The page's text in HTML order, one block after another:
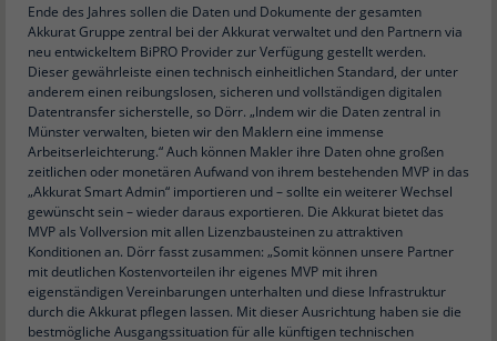
Ende des Jahres sollen die Daten und Dokumente der gesamten
Akkurat Gruppe zentral bei der Akkurat verwaltet und den Partnern via
neu entwickeltem BiPRO Provider zur Verfügung gestellt werden.
Dieser gewährleiste einen technisch einheitlichen Standard, der unter
anderem einen reibungslosen, sicheren und vollständigen digitalen
Datentransfer sicherstelle, so Dörr. „Indem wir die Daten zentral in
Münster verwalten, bieten wir den Maklern eine immense
Arbeitserleichterung.“ Auch können Makler ihre Daten ohne großen
zeitlichen oder monetären Aufwand von ihrem bestehenden MVP in das
„Akkurat Smart Admin“ importieren und – sollte ein weiterer Wechsel
gewünscht sein – wieder daraus exportieren. Die Akkurat bietet das
MVP als Vollversion mit allen Lizenzbausteinen zu attraktiven
Konditionen an. Dörr fasst zusammen: „Somit können unsere Partner
mit deutlichen Kostenvorteilen ihr eigenes MVP mit ihren
eigenständigen Vereinbarungen unterhalten und diese Infrastruktur
durch die Akkurat pflegen lassen. Mit dieser Ausrichtung haben sie die
bestmögliche Ausgangssituation für alle künftigen technischen